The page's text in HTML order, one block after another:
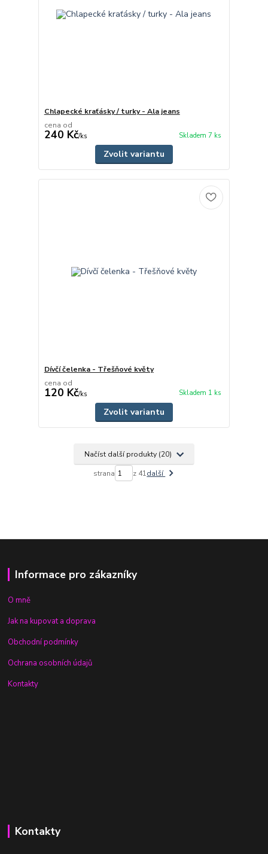
Chlapecké kraťásky / turky - Ala jeans
cena od
240 Kč/ks Skladem 7 ks
Zvolit variantu
Dívčí čelenka - Třešňové květy
cena od
120 Kč/ks Skladem 1 ks
Zvolit variantu
Načíst další produkty (20)
strana z 41další
Informace pro zákazníky
O mně
Jak na kupovat a doprava
Obchodní podmínky
Ochrana osobních údajů
Kontakty
Kontakty